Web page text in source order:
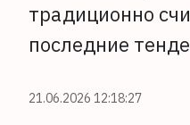
традиционно
последние
21.06.2026 12:18:27